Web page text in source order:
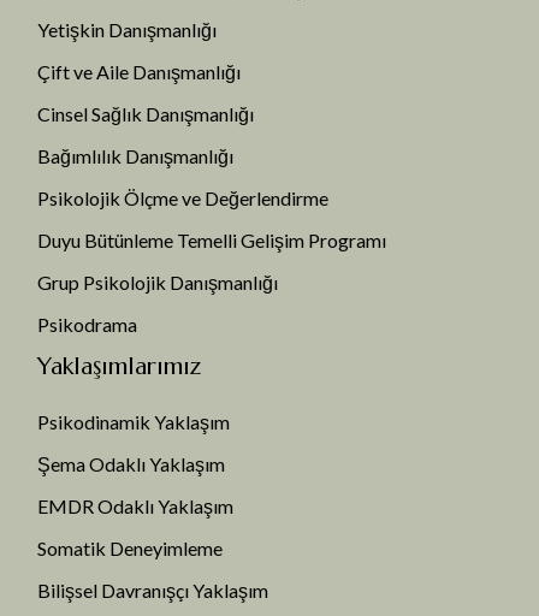
Yetişkin Danışmanlığı
Çift ve Aile Danışmanlığı
Cinsel Sağlık Danışmanlığı
Bağımlılık Danışmanlığı
Psikolojik Ölçme ve Değerlendirme
Duyu Bütünleme Temelli Gelişim Programı
Grup Psikolojik Danışmanlığı
Psikodrama
Yaklaşımlarımız
Psikodinamik Yaklaşım
Şema Odaklı Yaklaşım
EMDR Odaklı Yaklaşım
Somatik Deneyimleme
Bilişsel Davranışçı Yaklaşım